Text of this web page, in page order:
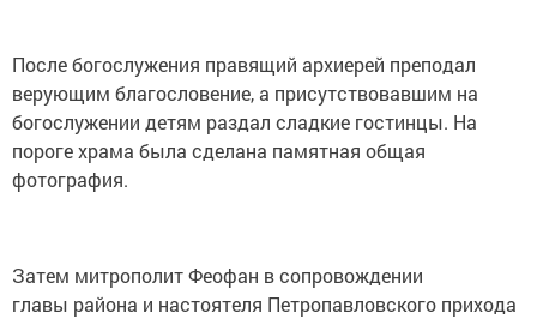
После богослужения правящий архиерей преподал
верующим благословение, а присутствовавшим на
богослужении детям раздал сладкие гостинцы. На
пороге храма была сделана памятная общая
фотография.
Затем митрополит Феофан в сопровождении
главы района и настоятеля Петропавловского прихода